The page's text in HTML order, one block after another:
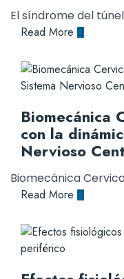
El síndrome del
Read More
Biomecánica
con la
Nervioso
Biomecánica
Read More